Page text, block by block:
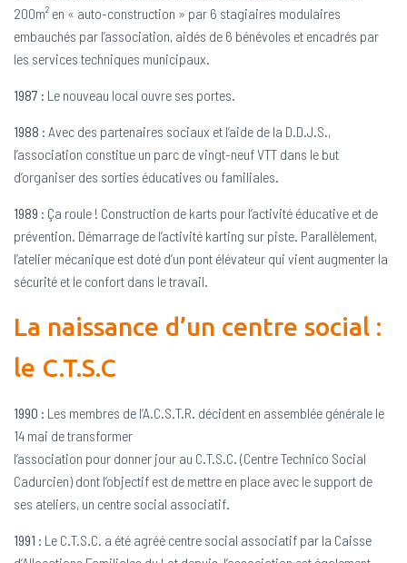
200m² en « auto-construction » par 6 stagiaires modulaires
embauchés par l’association, aidés de 6 bénévoles et encadrés par
les services techniques municipaux.
1987 : Le nouveau local ouvre ses portes.
1988 : Avec des partenaires sociaux et l’aide de la D.D.J.S.,
l’association constitue un parc de vingt-neuf VTT dans le but
d’organiser des sorties éducatives ou familiales.
1989 : Ça roule ! Construction de karts pour l’activité éducative et de
prévention. Démarrage de l’activité karting sur piste. Parallèlement,
l’atelier mécanique est doté d’un pont élévateur qui vient augmenter la
sécurité et le confort dans le travail.
La naissance d’un centre social :
le C.T.S.C
1990 : Les membres de l’A.C.S.T.R. décident en assemblée générale le
14 mai de transformer
l’association pour donner jour au C.T.S.C. (Centre Technico Social
Cadurcien) dont l’objectif est de mettre en place avec le support de
ses ateliers, un centre social associatif.
1991 : Le C.T.S.C. a été agréé centre social associatif par la Caisse